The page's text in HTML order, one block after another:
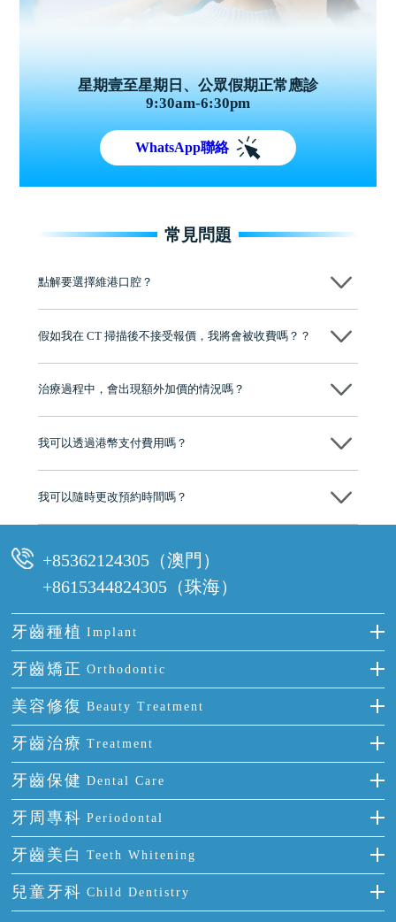
星期壹至星期日、公眾假期正常應診
9:30am-6:30pm
WhatsApp聯絡
常見問題
點解要選擇維港口腔？
牌」、「2025香港企業領袖品牌」，是諾貝爾種植系統全球放心植牙中
至今已服務超過三十個國家和地區的顧客，受到粵港澳大灣區及周邊城
市市民極高的口碑評價及信任推薦 珠海、深圳設有八大分院，香港亦設
有咨詢及服務保障中心，有任何問題都可以隨時預約免費咨詢，讓人十
假如我在 CT 掃描後不接受報價，我將會被收費嗎？？
治療過程中，會出現額外加價的情況嗎？
我可以透過港幣支付費用嗎？
我可以隨時更改預約時間嗎？
+85362124305（澳門）
+8615344824305（珠海）
牙齒種植 Implant
種牙
單顆牙缺失
門牙缺失
多顆牙缺失
半口缺失
全口缺失
牙齒矯正 Orthodontic
隱形箍牙
前牙反頜
牙齒擁擠
牙齒前突
牙齒稀疏
美容修復 Beauty Treatment
全瓷牙
烤瓷牙
氟斑牙
四環素牙
活動假牙
牙貼面
牙齒治療 Treatment
補牙
智齒
根管治療
拔牙
牙痛
牙齒保健 Dental Care
正確刷牙
全國愛牙日
預防牙病
牙科通識
牙周專科 Periodontal
牙周炎
牙齦出血
牙齦炎
牙齒美白 Teeth Whitening
冷光美白
兒童牙科 Child Dentistry